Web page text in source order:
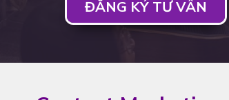
ĐĂNG KÝ TƯ VẤN